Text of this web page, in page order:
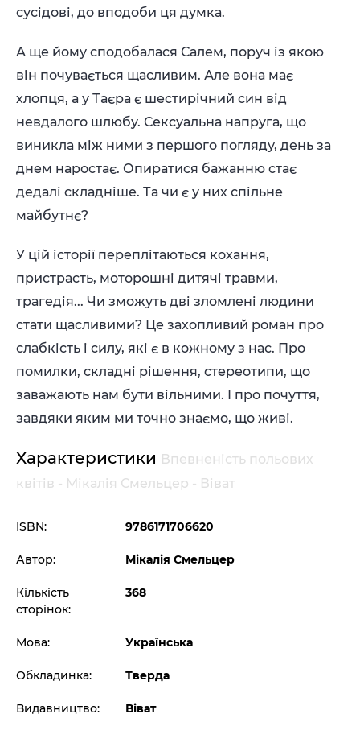
сусідові, до вподоби ця думка.
А ще йому сподобалася Салем, поруч із якою
він почувається щасливим. Але вона має
хлопця, а у Таєра є шестирічний син від
невдалого шлюбу. Сексуальна напруга, що
виникла між ними з першого погляду, день за
днем наростає. Опиратися бажанню стає
дедалі складніше. Та чи є у них спільне
майбутнє?
У цій історії переплітаються кохання,
пристрасть, моторошні дитячі травми,
трагедія... Чи зможуть дві зломлені людини
стати щасливими? Це захопливий роман про
слабкість і силу, які є в кожному з нас. Про
помилки, складні рішення, стереотипи, що
заважають нам бути вільними. І про почуття,
завдяки яким ми точно знаємо, що живі.
Характеристики Впевненість польових
квітів - Мікалія Смельцер - Віват
ISBN: 9786171706620
Автор: Мікалія Смельцер
Кількість
сторінок:
368
Мова: Українська
Обкладинка: Тверда
Видавництво: Віват